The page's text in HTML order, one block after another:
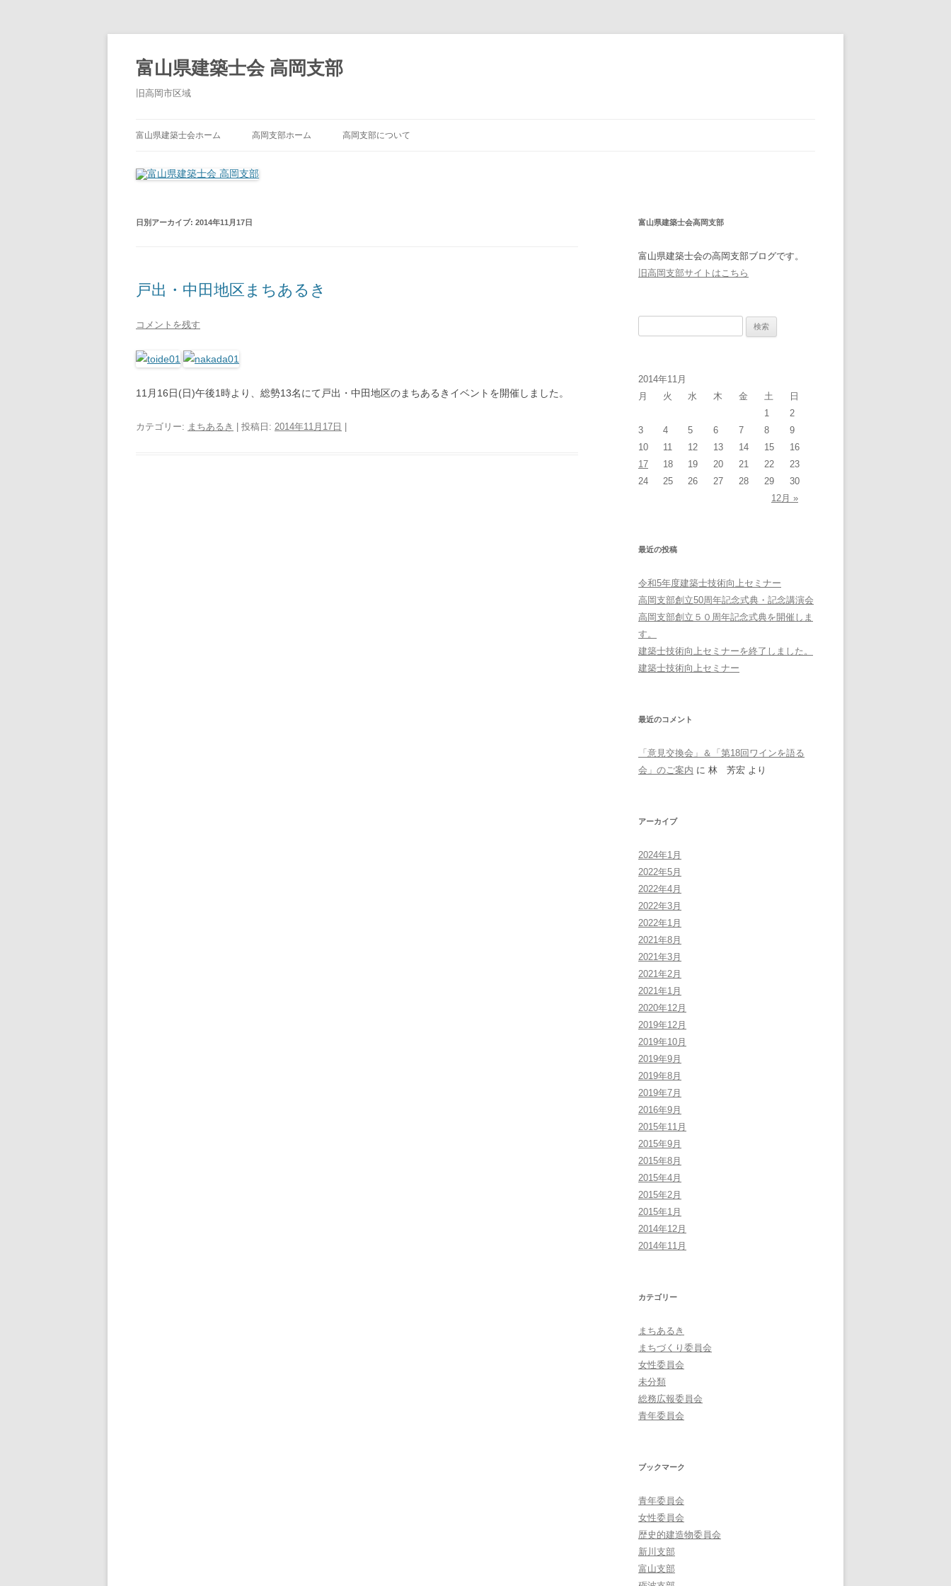
テ
ン
ツ
へ
ス
富山県建築士会 高岡支部
旧高岡市区域
富山県建築士会ホーム 高岡支部ホーム 高岡支部について
日別アーカイブ: 2014年11月17日
戸出・中田地区まちあるき
コメントを残す
11月16日(日)午後1時より、総勢13名にて戸出・中田地区のまちあるきイベントを開催しました。
カテゴリー: まちあるき | 投稿日: 2014年11月17日
富山県建築士会高岡支部
富山県建築士会の高岡支部ブログです。
旧高岡支部サイトはこちら
2014年11月
月
火 水 木 金 土
日
1
2
3
4 5 6 7 8
9
10
11 12 13 14 15
16
17
18 19 20 21 22
23
24
25 26 27 28 29
30
12月 »
最近の投稿
令和5年度建築士技術向上セミナー
高岡支部創立50周年記念式典・記念講演会
高岡支部創立５０周年記念式典を開催しま
す。
建築士技術向上セミナーを終了しました。
建築士技術向上セミナー
最近のコメント
「意見交換会」＆「第18回ワインを語る
会」のご案内 に 林 芳宏 より
アーカイブ
2024年1月
2022年5月
2022年4月
2022年3月
2022年1月
2021年8月
2021年3月
2021年2月
2021年1月
2020年12月
2019年12月
2019年10月
2019年9月
2019年8月
2019年7月
2016年9月
2015年11月
2015年9月
2015年8月
2015年4月
2015年2月
2015年1月
2014年12月
2014年11月
カテゴリー
まちあるき
まちづくり委員会
女性委員会
未分類
総務広報委員会
青年委員会
ブックマーク
青年委員会
女性委員会
歴史的建造物委員会
新川支部
富山支部